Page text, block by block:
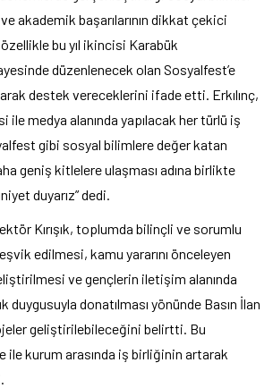
ve akademik başarılarının dikkat çekici
bu yıl ikincisi Karabük
düzenlenecek olan Sosyalfest’e
destek vereceklerini ifade etti. Erkılınç,
ile medya alanında yapılacak her türlü iş
gibi sosyal bilimlere değer katan
geniş kitlelere ulaşması adına birlikte
duyarız” dedi.
Kırışık, toplumda bilinçli ve sorumlu
edilmesi, kamu yararını önceleyen
ve gençlerin iletişim alanında
donatılması yönünde Basın İlan
geliştirilebileceğini belirtti. Bu
kurum arasında iş birliğinin artarak